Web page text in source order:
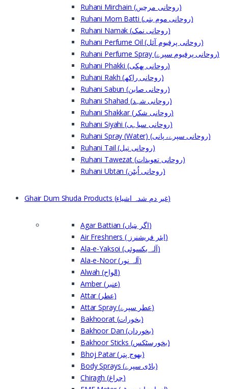
Ruhani Mirchain (روحانی مرچیں)
Ruhani Mom Batti (روحانی موم بتی)
Ruhani Namak (روحانی نمک)
Ruhani Perfume Oil (روحانی پرفیوم آئل)
Ruhani Perfume Spray (روحانی پرفیوم سپرے)
Ruhani Phakki (روحانی پھکی)
Ruhani Rakh (روحانی راکھ)
Ruhani Sabun (روحانی صابن)
Ruhani Shahad (روحانی شہد)
Ruhani Shakkar (روحانی شکر)
Ruhani Siyahi (روحانی سیاہی)
Ruhani Spray (Water) (روحانی سپرے، پانی)
Ruhani Tail (روحانی تیل)
Ruhani Tawezat (روحانی تعویذات)
Ruhani Ubtan (روحانی اُبٹن)
Ghair Dum Shuda Products (غیر دم شدہ اشیاء)
Agar Battian (اگر بتیاں)
Air Freshners ( ایئر فریشنرز)
Ala-e-Yaksoi (آلہ یکسوئی)
Ala-e-Noor (آلہ نور)
Alwah (الواح)
Amber (عنبر)
Attar (عطر)
Attar Spray (عطر سپرے)
Bakhoorat (بخورات)
Bakhoor Dan (بخوردان)
Bakhoor Sticks (بخورسٹکس)
Bhoj Patar (بھوج پتر)
Body Sprays (باڈی سپرے)
Chiragh (چراغ)